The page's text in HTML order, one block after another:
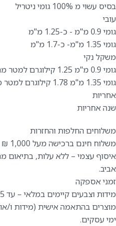
בסיס עשוי מ 100% גומי ניטריל
עובי
גומי 0.9 מ"מ - כ-1.25 מ"מ
גומי 1.35 מ"מ- כ-1.7 מ"מ
משקל נקי
גומי 0.9 מ"מ 1.25 קילוגרם למטר מרובע
גומי 1.35 מ"מ 1.78 קילוגרם למטר מרובע
אחריות
שנה אחריות
משלוחים החלפות והחזרות
משלוח חינם ברכישה מעל 1,000 ₪ (בתוך גבולות הקו הירוק).
אביב.
זמני אספקה
מידות וצבעים קיימים במלאי – עד 5 ימי עסקים.
ימי עסקים.